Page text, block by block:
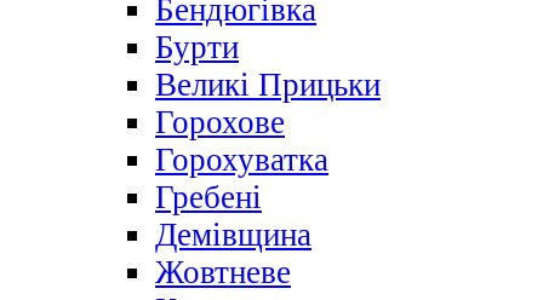
Бендюгівка
Бурти
Великі Прицьки
Горохове
Горохуватка
Гребені
Демівщина
Жовтневе